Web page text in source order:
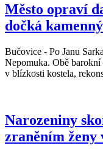
Město opraví
dočká
Bučovice - Po Janu
Nepomuka. Obě barokní
v blízkosti kostela,
Narozeniny
zraněním ženy